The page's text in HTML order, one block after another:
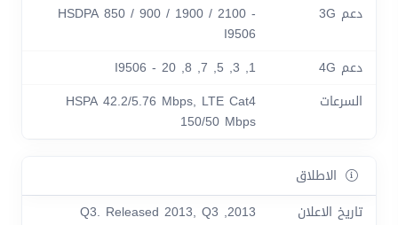
دعم 3G
HSDPA 850 / 900 / 1900 / 2100 -
I9506
دعم 4G
1, 3, 5, 7, 8, 20 - I9506
السرعات
HSPA 42.2/5.76 Mbps, LTE Cat4
150/50 Mbps
الاطلاق
تاريخ الاعلان
2013, Q3. Released 2013, Q3